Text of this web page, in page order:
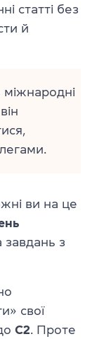
статті без
й
ви на це
завдань з
свої
C2 . Проте